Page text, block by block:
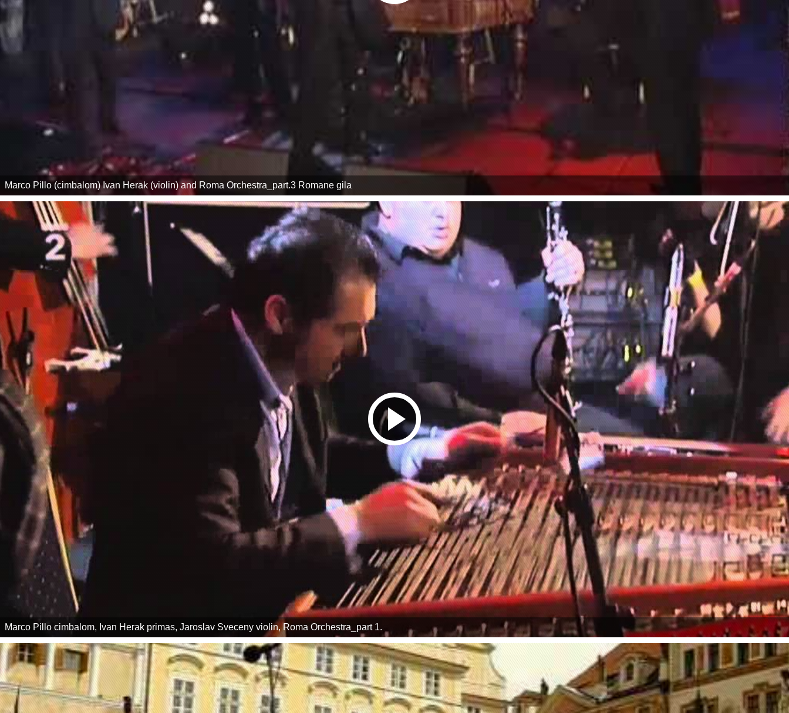
Marco Pillo (cimbalom) Ivan Herak (violin) and Roma Orchestra_part.3 Romane gila
Marco Pillo cimbalom, Ivan Herak primas, Jaroslav Sveceny violin, Roma Orchestra_part 1.